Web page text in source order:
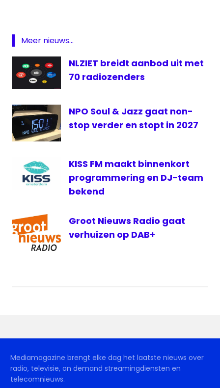
rnw
uitzending
Wereldomroep
Meer nieuws...
NLZIET breidt aanbod uit met
70 radiozenders
NPO Soul & Jazz gaat non-
stop verder en stopt in 2027
KISS FM maakt binnenkort
programmering en DJ-team
bekend
Groot Nieuws Radio gaat
verhuizen op DAB+
Mediamagazine brengt elke dag het laatste nieuws over
radio, televisie, on demand streamingdiensten en
telecomnieuws.